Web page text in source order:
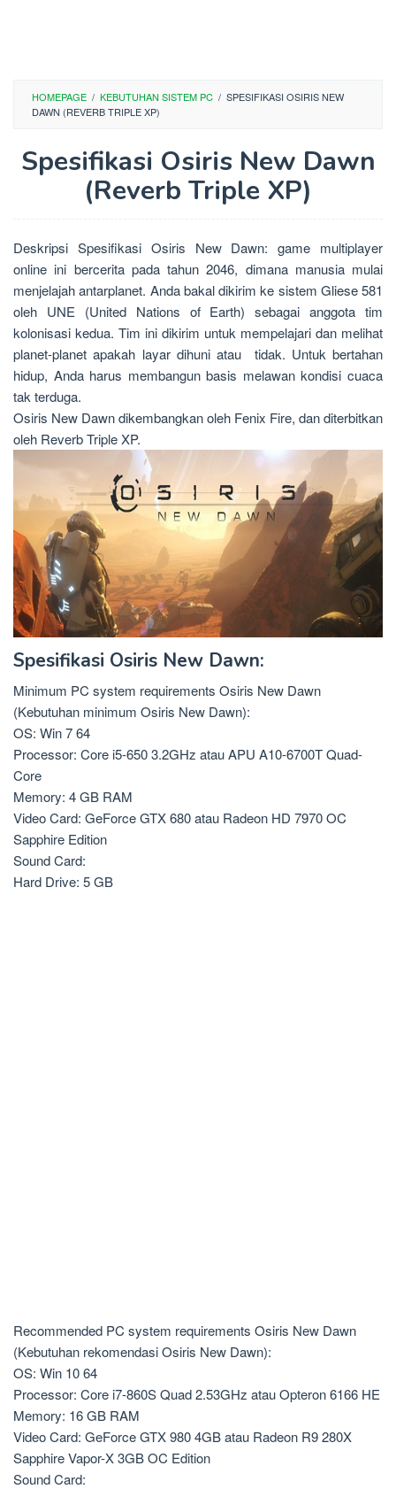
HOMEPAGE / KEBUTUHAN SISTEM PC / SPESIFIKASI OSIRIS NEW
DAWN (REVERB TRIPLE XP)
Spesifikasi Osiris New Dawn
(Reverb Triple XP)
Deskripsi Spesifikasi Osiris New Dawn: game multiplayer
online ini bercerita pada tahun 2046, dimana manusia mulai
menjelajah antarplanet. Anda bakal dikirim ke sistem Gliese 581
oleh UNE (United Nations of Earth) sebagai anggota tim
kolonisasi kedua. Tim ini dikirim untuk mempelajari dan melihat
planet-planet apakah layar dihuni atau tidak. Untuk bertahan
hidup, Anda harus membangun basis melawan kondisi cuaca
tak terduga.
Osiris New Dawn dikembangkan oleh Fenix Fire, dan diterbitkan
oleh Reverb Triple XP.
Spesifikasi Osiris New Dawn:
Minimum PC system requirements Osiris New Dawn
(Kebutuhan minimum Osiris New Dawn):
OS: Win 7 64
Processor: Core i5-650 3.2GHz atau APU A10-6700T Quad-
Core
Memory: 4 GB RAM
Video Card: GeForce GTX 680 atau Radeon HD 7970 OC
Sapphire Edition
Sound Card:
Hard Drive: 5 GB
Recommended PC system requirements Osiris New Dawn
(Kebutuhan rekomendasi Osiris New Dawn):
OS: Win 10 64
Processor: Core i7-860S Quad 2.53GHz atau Opteron 6166 HE
Memory: 16 GB RAM
Video Card: GeForce GTX 980 4GB atau Radeon R9 280X
Sapphire Vapor-X 3GB OC Edition
Sound Card: